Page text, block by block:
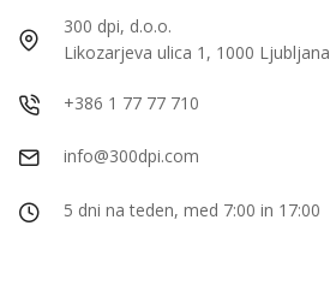
300 dpi, d.o.o.
Likozarjeva ulica 1, 1000 Ljubljana
+386 1 77 77 710
info@300dpi.com
5 dni na teden, med 7:00 in 17:00